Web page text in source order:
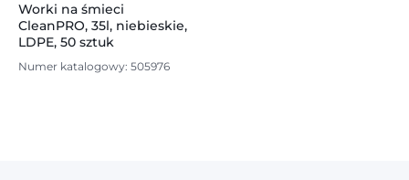
Worki na śmieci
CleanPRO, 35l, niebieskie,
LDPE, 50 sztuk
Numer katalogowy: 505976